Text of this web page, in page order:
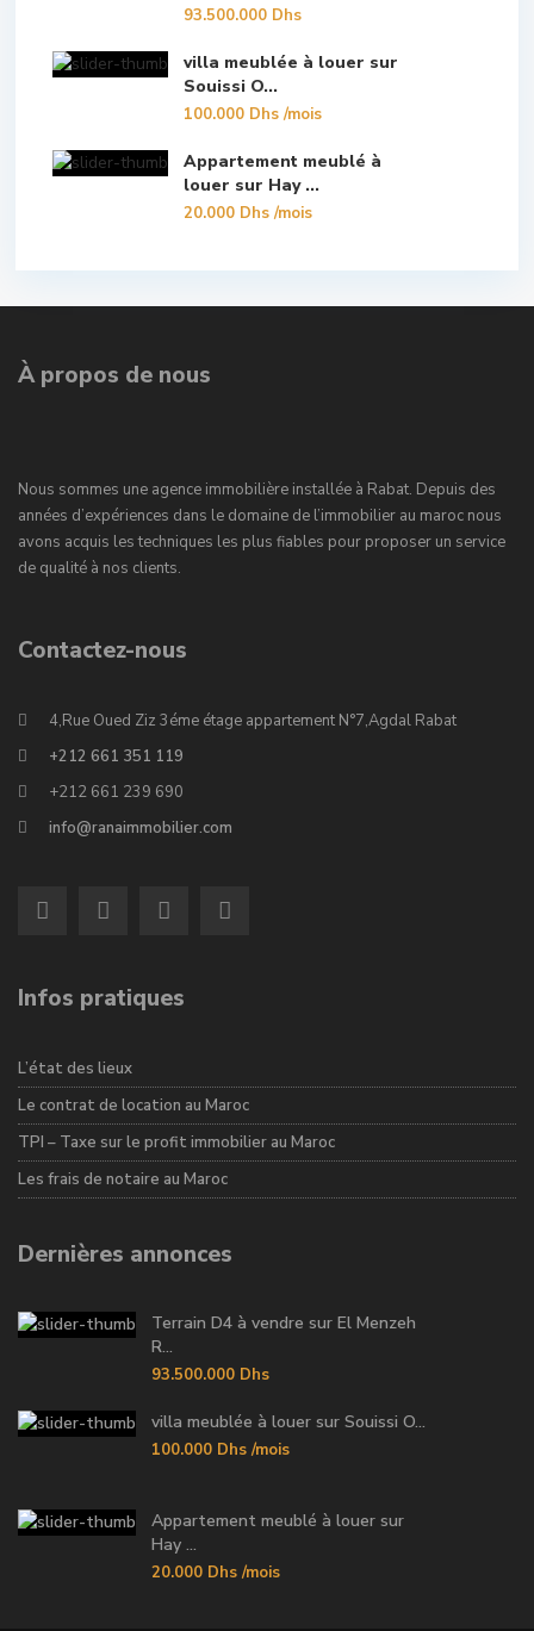
93.500.000 Dhs
villa meublée à louer sur
Souissi O...
100.000 Dhs/mois
Appartement meublé à
louer sur Hay ...
20.000 Dhs/mois
À propos de nous
Nous sommes une agence immobilière installée à Rabat. Depuis des
années d’expériences dans le domaine de l’immobilier au maroc nous
avons acquis les techniques les plus fiables pour proposer un service
de qualité à nos clients.
Contactez-nous
4,Rue Oued Ziz 3éme étage appartement N°7,Agdal Rabat
+212 661 351 119
+212 661 239 690
info@ranaimmobilier.com
Infos pratiques
L’état des lieux
Le contrat de location au Maroc
TPI – Taxe sur le profit immobilier au Maroc
Les frais de notaire au Maroc
Dernières annonces
Terrain D4 à vendre sur El Menzeh
R...
93.500.000 Dhs
villa meublée à louer sur Souissi O...
100.000 Dhs /mois
Appartement meublé à louer sur
Hay ...
20.000 Dhs /mois